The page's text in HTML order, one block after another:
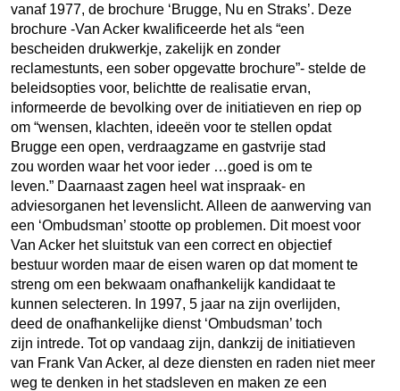
vanaf 1977, de brochure ‘Brugge, Nu en Straks’. Deze
brochure -Van Acker kwalificeerde het als “een
bescheiden drukwerkje, zakelijk en zonder
reclamestunts, een sober opgevatte brochure”- stelde de
beleidsopties voor, belichtte de realisatie ervan,
informeerde de bevolking over de initiatieven en riep op
om “wensen, klachten, ideeën voor te stellen opdat
Brugge een open, verdraagzame en gastvrije stad
zou worden waar het voor ieder …goed is om te
leven.” Daarnaast zagen heel wat inspraak- en
adviesorganen het levenslicht. Alleen de aanwerving van
een ‘Ombudsman’ stootte op problemen. Dit moest voor
Van Acker het sluitstuk van een correct en objectief
bestuur worden maar de eisen waren op dat moment te
streng om een bekwaam onafhankelijk kandidaat te
kunnen selecteren. In 1997, 5 jaar na zijn overlijden,
deed de onafhankelijke dienst ‘Ombudsman’ toch
zijn intrede. Tot op vandaag zijn, dankzij de initiatieven
van Frank Van Acker, al deze diensten en raden niet meer
weg te denken in het stadsleven en maken ze een